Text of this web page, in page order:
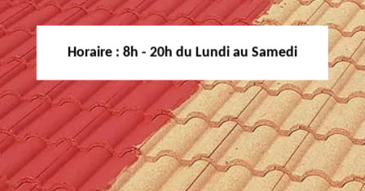
Horaire : 8h - 20h du Lundi au Samedi